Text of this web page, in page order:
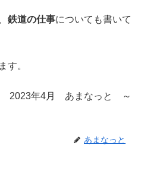
鉄道の仕事についても書いて
す。
2023年4月 あまなっと ～
あまなっと